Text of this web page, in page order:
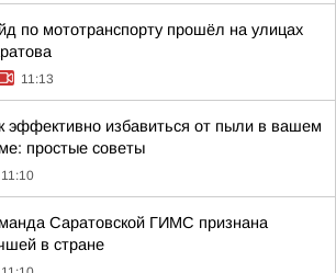
по мототранспорту прошёл на улицах
11:13
эффективно избавиться от пыли в вашем
простые советы
11:10
Саратовской ГИМС признана
в стране